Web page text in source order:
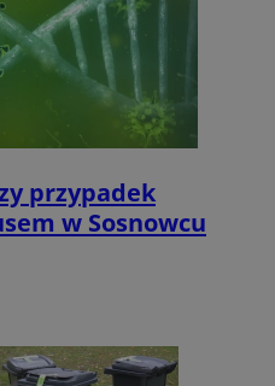
przypadek
w Sosnowcu